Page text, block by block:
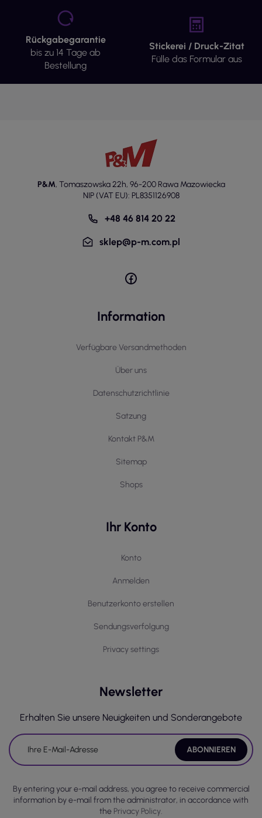
Rückgabegarantie
bis zu 14 Tage ab
Bestellung
Stickerei / Druck-Zitat
Fülle das Formular aus
P&M, Tomaszowska 22h, 96-200 Rawa Mazowiecka
NIP (VAT EU): PL8351126908
+48 46 814 20 22
sklep@p-m.com.pl
Information
Verfügbare Versandmethoden
Über uns
Datenschutzrichtlinie
Satzung
Kontakt P&M
Sitemap
Shops
Ihr Konto
Konto
Anmelden
Benutzerkonto erstellen
Sendungsverfolgung
Privacy settings
Newsletter
Erhalten Sie unsere Neuigkeiten und Sonderangebote
By entering your e-mail address, you agree to receive commercial
information by e-mail from the administrator, in accordance with
the Privacy Policy.